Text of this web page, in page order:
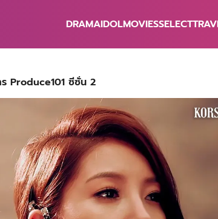
DRAMAIDOLMOVIESSELECT
ร Produce101 ซีซั่น 2